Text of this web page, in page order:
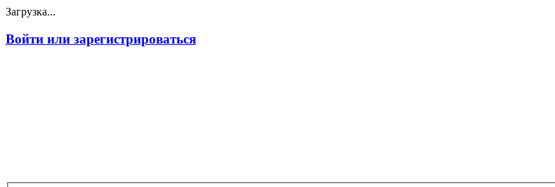
Загрузка...
Войти или зарегистрироваться